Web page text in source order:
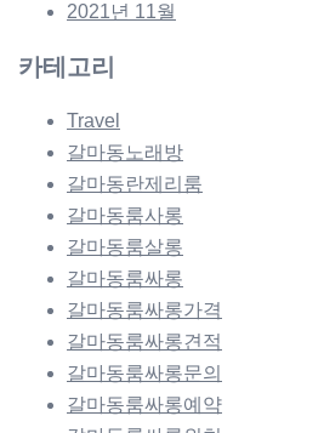
2021년 11월
카테고리
Travel
갈마동노래방
갈마동란제리룸
갈마동룸사롱
갈마동룸살롱
갈마동룸싸롱
갈마동룸싸롱가격
갈마동룸싸롱견적
갈마동룸싸롱문의
갈마동룸싸롱예약